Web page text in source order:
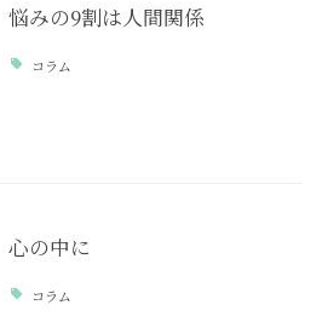
悩みの9割は人間関係
コラム
心の中に
コラム